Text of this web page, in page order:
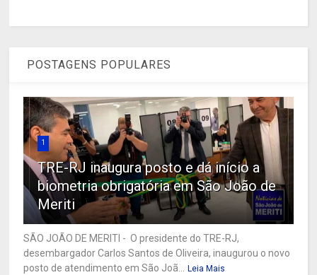
POSTAGENS POPULARES
1
TRE-RJ inaugura posto e dá início a
biometria obrigatória em São João de
Meriti
SÃO JOÃO DE MERITI - O presidente do TRE-RJ,
desembargador Carlos Santos de Oliveira, inaugurou o novo
posto de atendimento em São Joã... Leia Mais